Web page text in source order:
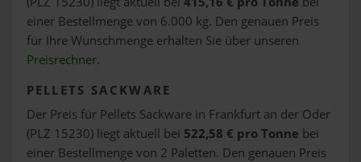
einer Bestellmenge von 6.000 kg. Den genauen Preis
für Ihre Wunschmenge erhalten Sie über unseren
Preisrechner.
PELLETS SACKWARE
Der Preis für Pellets Sackware in Frankfurt an der Oder
(PLZ 15230) liegt aktuell bei 522,58 € pro Tonne bei
einer Bestellmenge von 2 Paletten. Den genauen Preis